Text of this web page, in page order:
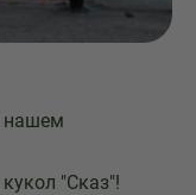
нашем
"Сказ"!